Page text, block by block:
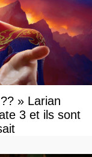
» Larian
3 et ils sont